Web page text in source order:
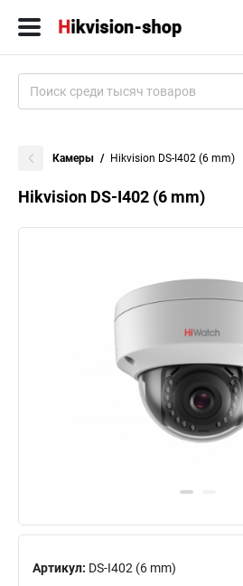
Камеры Hikvision DS-I402 (6 mm)
Hikvision DS-I402 (6 mm)
Артикул: DS-I402 (6 mm)